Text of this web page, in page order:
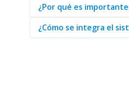
¿Por qué es
¿Cómo se integra el